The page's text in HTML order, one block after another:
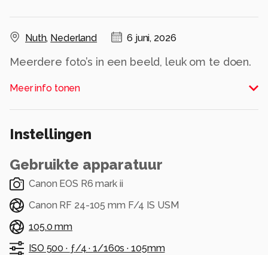
Nuth, Nederland 6 juni, 2026
Meerdere foto’s in een beeld, leuk om te doen.
Alle rechten voorbehouden
Meer info tonen
Instellingen
Gebruikte apparatuur
Canon EOS R6 mark ii
Canon RF 24-105 mm F/4 IS USM
105.0 mm
ISO 500 · ƒ/4 ·1/160s ·105mm